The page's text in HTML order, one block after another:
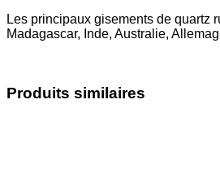
Les principaux gisements de quartz
Madagascar, Inde, Australie,
Produits similaires